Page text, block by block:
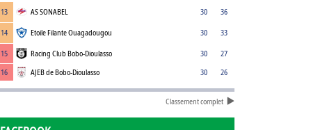
13
AS SONABEL 30
36
14
Etoile Filante Ouagadougou 30
33
15
Racing Club Bobo-Dioulasso 30
27
16
AJEB de Bobo-Dioulasso 30 26
Classement complet